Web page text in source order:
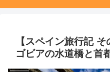
【スペイン旅行記
ゴビアの水道橋と首